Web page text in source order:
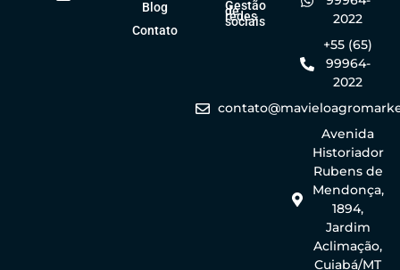
Blog
Contato
Gestão
de
redes
sociais
2022
+55 (65)
99964-
2022
Avenida
Historiador
Rubens de
Mendonça,
1894,
Jardim
Aclimação,
Cuiabá/MT